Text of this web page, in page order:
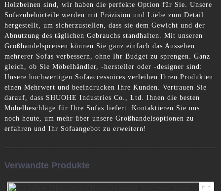
Holzbeinen sind, wir haben die perfekte Option für Sie. Unsere
Sofazubehörteile werden mit Präzision und Liebe zum Detail
hergestellt, um sicherzustellen, dass sie dem Gewicht und der
Abnutzung des täglichen Gebrauchs standhalten. Mit unseren
Großhandelspreisen können Sie ganz einfach das Aussehen
mehrerer Sofas verbessern, ohne Ihr Budget zu sprengen. Ganz
gleich, ob Sie Möbelhändler, -hersteller oder -designer sind:
Unsere hochwertigen Sofaaccessoires verleihen Ihren Produkten
einen Mehrwert und beeindrucken Ihre Kunden. Vertrauen Sie
darauf, dass SHUOHE Industries Co., Ltd. Ihnen die besten
Möbelbeschläge für Ihre Sofas liefert. Kontaktieren Sie uns
noch heute, um mehr über unsere Großhandelsoptionen zu
erfahren und Ihr Sofaangebot zu erweitern!
Verwandte Produkte